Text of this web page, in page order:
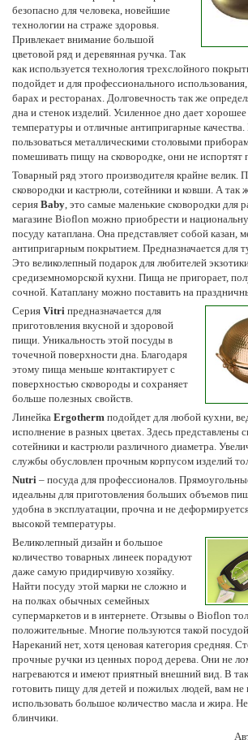
безопасно для человека, новейшие
технологии на страже здоровья.
Привлекает внимание большой
цветовой ряд и деревянная ручка. Так
как используется технология трехслойного
подойдет и для профессионального использования,
барах и ресторанах. Долговечность так же
дна и стенок изделий. Усиленное дно дает
температуры и отличные антипригарные
пользоваться металлическими столовыми
помешивать пищу на сковородке, они не испортят
Товарный ряд этого производителя крайне велик.
сковородки и кастрюли, сотейники и ковши. А так
серия Baby , это самые маленькие сковородки для
магазине Bioflon можно приобрести и
посуду катаплана. Она представляет собой казан,
антипригарным покрытием. Предназначается для
Это великолепный подарок для любителей
средиземноморской кухни. Пища не пригорает,
сочной. Катаплану можно поставить на
Серия Vitri предназначается для
приготовления вкусной и здоровой
пищи. Уникальность этой посуды в
точечной поверхности дна. Благодаря
этому пища меньше контактирует с
поверхностью сковороды и сохраняет
больше полезных свойств.
Линейка Ergotherm подойдет для любой кухни,
исполнение в разных цветах. Здесь представлены
сотейники и кастрюли различного диаметра.
службы обусловлен прочным корпусом изделий
Nutri – посуда для профессионалов.
идеальны для приготовления больших объемов
удобна в эксплуатации, прочна и не
высокой температуры.
Великолепный дизайн и большое
количество товарных линеек порадуют
даже самую придирчивую хозяйку.
Найти посуду этой марки не сложно и
на полках обычных семейных
супермаркетов и в интернете. Отзывы о Bioflon
положительные. Многие пользуются такой
Нареканий нет, хотя ценовая категория средняя.
прочные ручки из ценных пород дерева. Они не
нагреваются и имеют приятный внешний вид. В
готовить пищу для детей и пожилых людей, вам не
использовать большое количество масла и жира.
блинчики.